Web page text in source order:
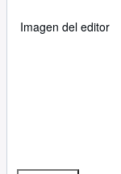
Imagen del editor